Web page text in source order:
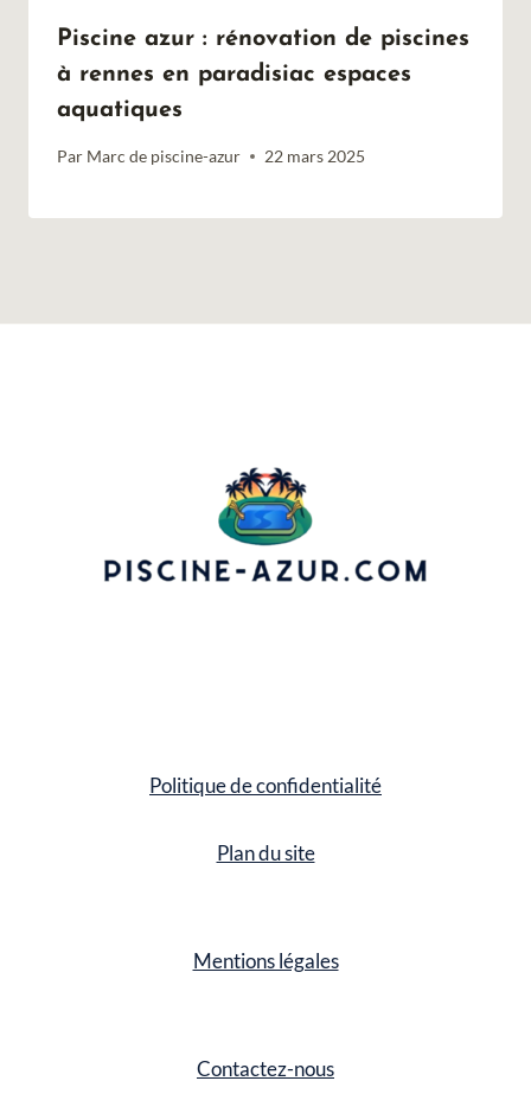
Piscine azur : rénovation de piscines
à rennes en paradisiac espaces
aquatiques
Par Marc de piscine-azur 22 mars 2025
Politique de confidentialité
Plan du site
Mentions légales
Contactez-nous